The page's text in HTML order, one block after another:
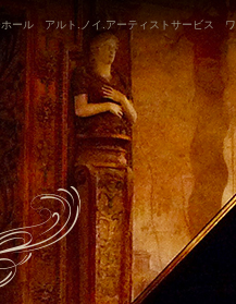
ホール アルト.ノイ.アーティストサービス